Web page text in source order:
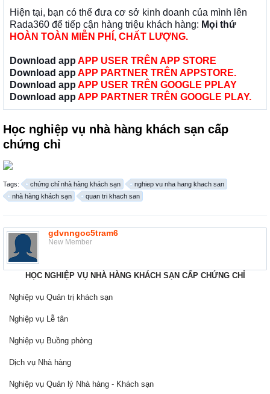
Hiện tại, bạn có thể đưa cơ sở kinh doanh của mình lên
Rada360 để tiếp cận hàng triệu khách hàng: Mọi thứ
HOÀN TOÀN MIỄN PHÍ, CHẤT LƯỢNG.
Download app APP USER TRÊN APP STORE
Download app APP PARTNER TRÊN APPSTORE.
Download app APP USER TRÊN GOOGLE PPLAY
Download app APP PARTNER TRÊN GOOGLE PLAY.
Học nghiệp vụ nhà hàng khách sạn cấp
chứng chỉ
Tags: chứng chỉ nhà hàng khách sạn
nghiep vu nha hang khach san
nhà hàng khách sạn
quan tri khach san
gdvnngoc5tram6
New Member
HỌC NGHIỆP VỤ NHÀ HÀNG KHÁCH SẠN CẤP CHỨNG CHỈ
Nghiệp vụ Quản trị khách sạn
Nghiệp vụ Lễ tân
Nghiệp vụ Buồng phòng
Dịch vụ Nhà hàng
Nghiệp vụ Quản lý Nhà hàng - Khách sạn